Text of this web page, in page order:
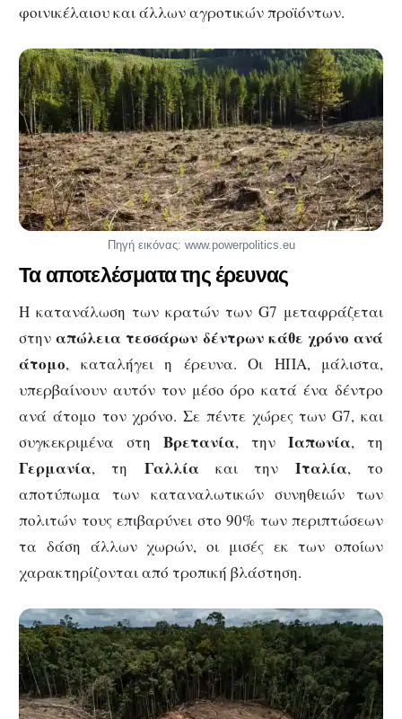
φοινικέλαιου και άλλων αγροτικών προϊόντων.
Πηγή εικόνας: www.powerpolitics.eu
Τα αποτελέσματα της έρευνας
Η κατανάλωση των κρατών των G7 μεταφράζεται
στηναπώλεια τεσσάρων δέντρων κάθε χρόνο ανά
άτομο, καταλήγει η έρευνα. Οι ΗΠΑ, μάλιστα,
υπερβαίνουν αυτόν τον μέσο όρο κατά ένα δέντρο
ανά άτομο τον χρόνο. Σε πέντε χώρες των G7, και
συγκεκριμένα στη Βρετανία, την Ιαπωνία, τη
Γερμανία, τη Γαλλίακαι την Ιταλία, το
αποτύπωμα των καταναλωτικών συνηθειών των
πολιτών τους επιβαρύνει στο 90% των περιπτώσεων
τα δάση άλλων χωρών, οι μισές εκ των οποίων
χαρακτηρίζονται από τροπική βλάστηση.